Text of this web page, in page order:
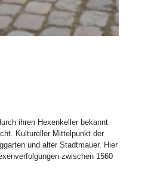
ihren Hexenkeller bekannt
Kultureller Mittelpunkt der
und alter Stadtmauer. Hier
zwischen 1560